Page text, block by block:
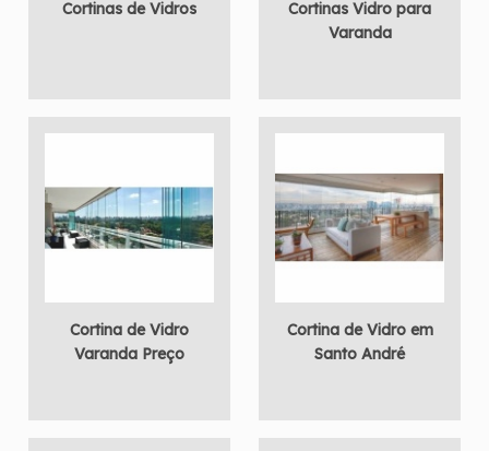
Cortinas de Vidros
Cortinas Vidro para
Varanda
Cortina de Vidro
Varanda Preço
Cortina de Vidro em
Santo André